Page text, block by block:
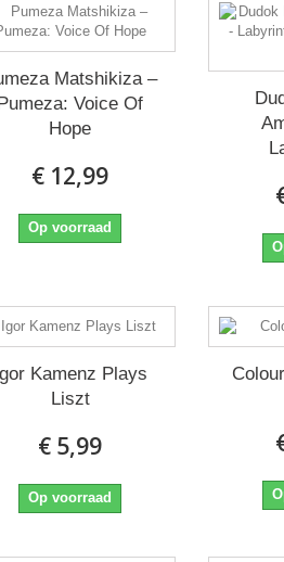
Matshikiza ‎–
Voice Of
Hope
€ 12,99
Op voorraad
Kamenz Plays
Liszt
€ 5,99
Op voorraad